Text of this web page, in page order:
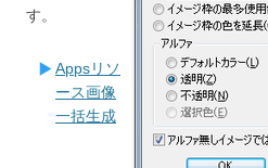
す。
Appsリソ
ース画像
一括生成